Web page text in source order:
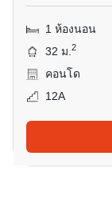
1 ห้องนอน
32 ม.2
คอนโด
12A